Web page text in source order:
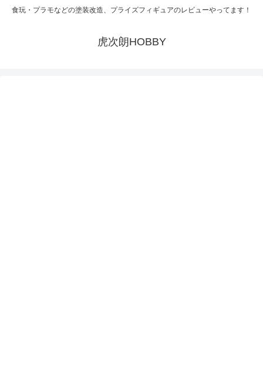
食玩・プラモなどの塗装改造、プライズフィギュアのレビューやってます！
虎次朗HOBBY